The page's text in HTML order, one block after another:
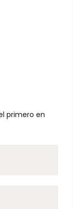
primero en